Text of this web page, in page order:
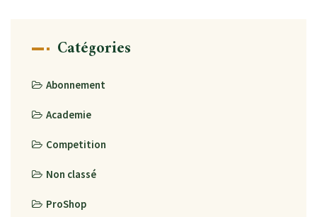
Catégories
Abonnement
Academie
Competition
Non classé
ProShop